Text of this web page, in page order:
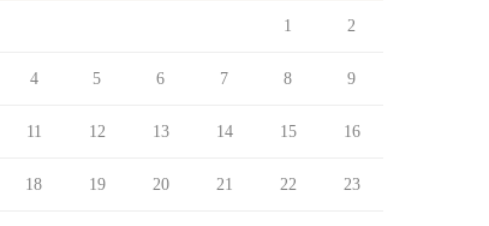
1 2
4 5 6 7 8 9
11 12 13 14 15 16
18 19 20 21 22 23